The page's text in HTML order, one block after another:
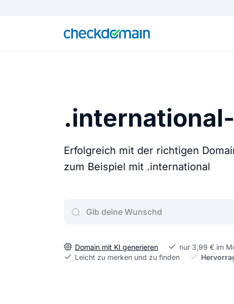
Erfolgreich mit der richtigen
zum Beispiel mit .international
Domain mit KI generieren
nur 3,99 € im
Leicht zu merken und zu finden